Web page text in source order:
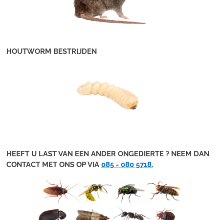
HOUTWORM BESTRIJDEN
HEEFT U LAST VAN EEN ANDER ONGEDIERTE ? NEEM DAN
CONTACT MET ONS OP VIA 085 - 080 5718.